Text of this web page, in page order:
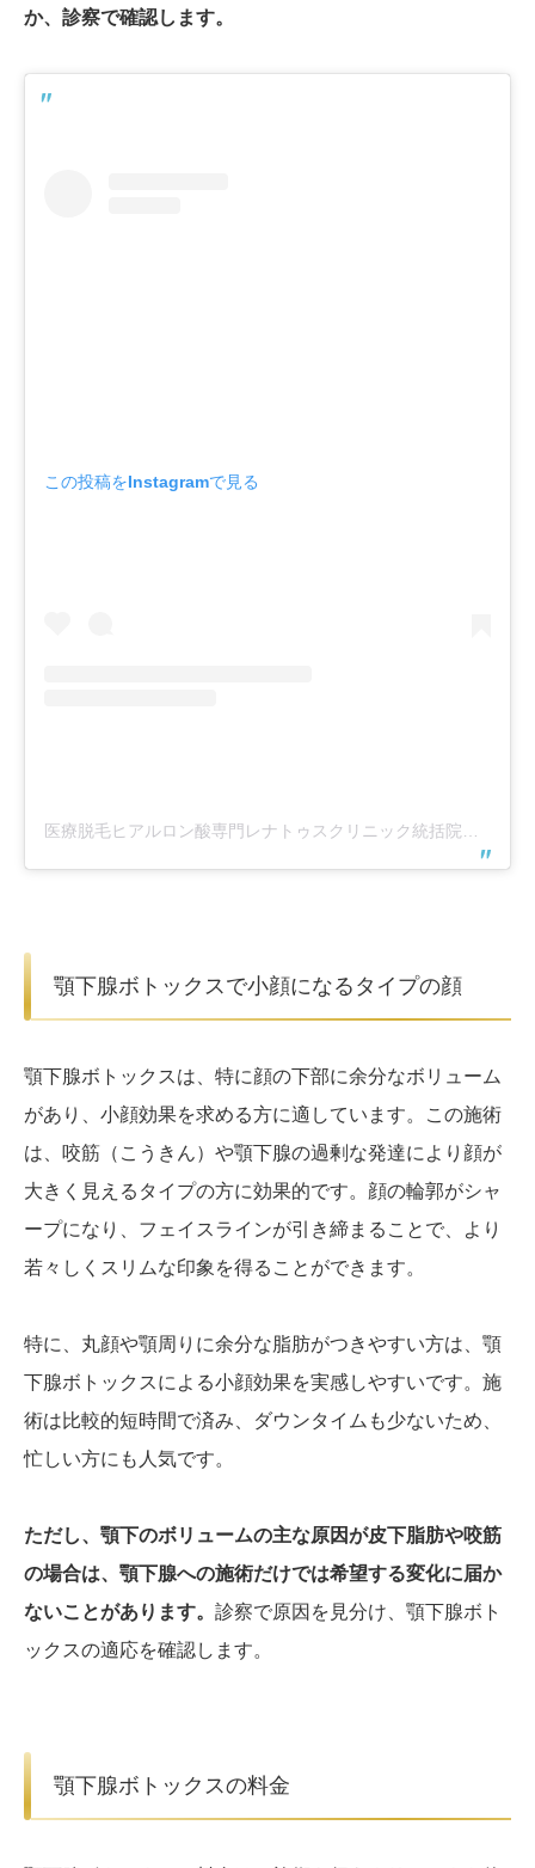
か、診察で確認します。
この投稿をInstagramで見る
顎下腺ボトックスで小顔になるタイプの顔
顎下腺ボトックスは、特に顔の下部に余分なボリューム
があり、小顔効果を求める方に適しています。この施術
は、咬筋（こうきん）や顎下腺の過剰な発達により顔が
大きく見えるタイプの方に効果的です。顔の輪郭がシャ
ープになり、フェイスラインが引き締まることで、より
若々しくスリムな印象を得ることができます。
特に、丸顔や顎周りに余分な脂肪がつきやすい方は、顎
下腺ボトックスによる小顔効果を実感しやすいです。施
術は比較的短時間で済み、ダウンタイムも少ないため、
忙しい方にも人気です。
ただし、顎下のボリュームの主な原因が皮下脂肪や咬筋
の場合は、顎下腺への施術だけでは希望する変化に届か
ないことがあります。 診察で原因を見分け、顎下腺ボト
ックスの適応を確認します。
顎下腺ボトックスの料金